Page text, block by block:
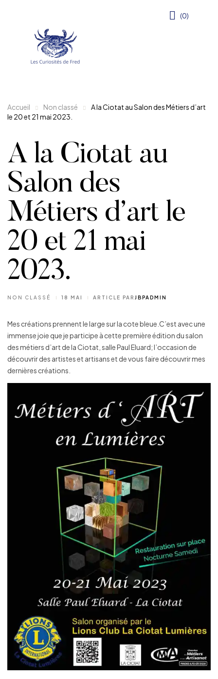
(0)
Accueil Non classé
A la Ciotat au Salon des Métiers d’art
le 20 et 21 mai 2023.
A la Ciotat au
Salon des
Métiers d’art le
20 et 21 mai
2023.
NON CLASSÉ 18 MAI ARTICLE PAR JBPADMIN
Mes créations prennent le large sur la cote bleue.C’est avec une
immense joie que je participe à cette première édition du salon
des métiers d’art de la Ciotat, salle Paul Eluard; l’occasion de
découvrir des artistes et artisans et de vous faire découvrir mes
dernières créations.